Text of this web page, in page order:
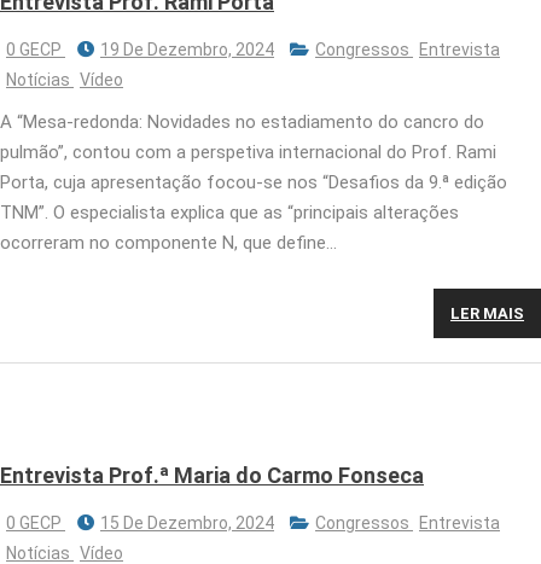
0 GECP 19 De Dezembro, 2024 Congressos
Entrevista
Notícias Vídeo
A “Mesa-redonda: Novidades no estadiamento do cancro do
pulmão”, contou com a perspetiva internacional do Prof. Rami
Porta, cuja apresentação focou-se nos “Desafios da 9.ª edição
TNM”. O especialista explica que as “principais alterações
ocorreram no componente N, que define…
LER MAIS
Entrevista Prof.ª Maria do Carmo Fonseca
0 GECP 15 De Dezembro, 2024 Congressos
Entrevista
Notícias Vídeo